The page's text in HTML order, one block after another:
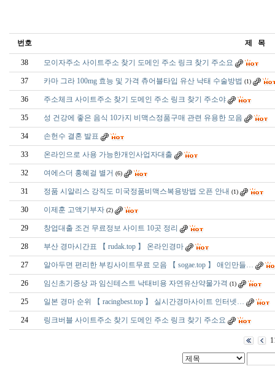
번호 제 목
38 모이자주소 사이트주소 찾기 도메인 주소 링크 찾기 주소요
37 카마 그라 100mg 효능 및 가격 츄어블타입 유산 낙태 수술방법 (1)
36 주소체크 사이트주소 찾기 도메인 주소 링크 찾기 주소야
35 성 건강에 좋은 음식 10가지 비맥스정품구매 관련 유용한 모음
34 손헌수 결혼 발표
33 온라인으로 사용 가능한개인사업자대출
32 여에스더 홍혜걸 별거 (6)
31 정품 시알리스 강직도 미국정품비맥스복용방법 오픈 안내 (1)
30 이제훈 고액기부자 (2)
29 창업대출 조건 무료정보 사이트 10곳 정리
28 부산 경마시간표 【 rudak.top 】 온라인경마
27 알아두면 편리한 부킹사이트무료 모음 【 sogae.top 】 애인만들…
26 임신초기증상 과 임신테스트 낙태비용 자연유산약물가격 (1)
25 일본 경마 순위 【 racingbest.top 】 실시간경마사이트 인터넷…
24 링크버블 사이트주소 찾기 도메인 주소 링크 찾기 주소요